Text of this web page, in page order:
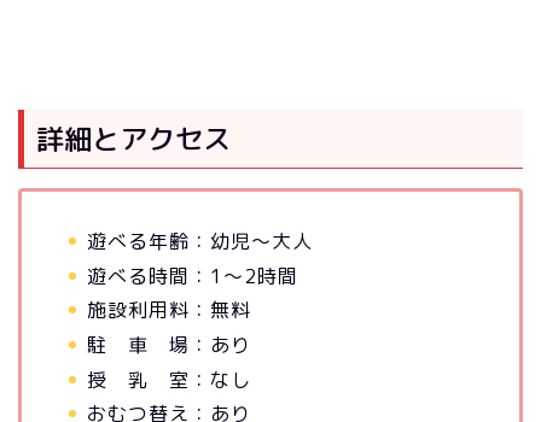
詳細とアクセス
遊べる年齢：幼児～大人
遊べる時間：1～2時間
施設利用料：無料
駐 車 場：あり
授 乳 室：なし
おむつ替え：あり